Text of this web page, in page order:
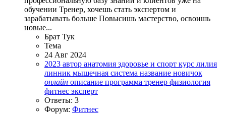
обучении Тренер, хочешь стать экспертом и
зарабатывать больше Повысишь мастерство, освоишь
новые...
Брат Тук
Тема
24 Авг 2024
2023 автор анатомия здоровье и спорт курс лилия
линник мышечная система название новичок
онлайн описание программа тренер физиология
фитнес эксперт
Ответы: 3
Форум: Фитнес